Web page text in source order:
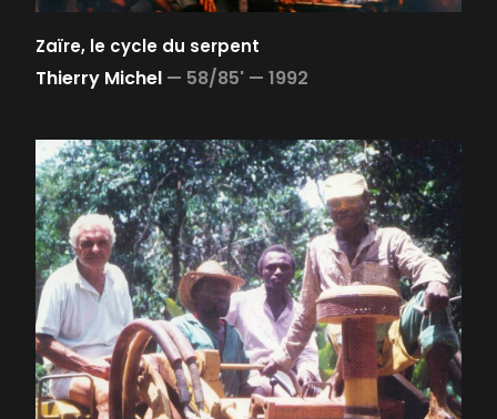
Zaïre, le cycle du serpent
Thierry Michel — 58/85' — 1992